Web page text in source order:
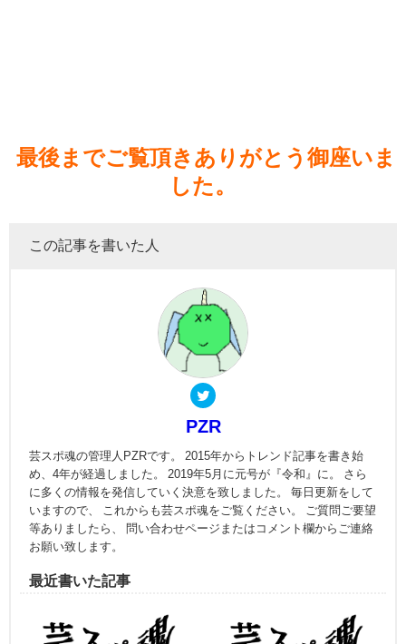
最後までご覧頂きありがとう御座いま
した。
この記事を書いた人
PZR
芸スポ魂の管理人PZRです。 2015年からトレンド記事を書き始
め、4年が経過しました。 2019年5月に元号が『令和』に。 さら
に多くの情報を発信していく決意を致しました。 毎日更新をして
いますので、 これからも芸スポ魂をご覧ください。 ご質問ご要望
等ありましたら、 問い合わせページまたはコメント欄からご連絡
お願い致します。
最近書いた記事